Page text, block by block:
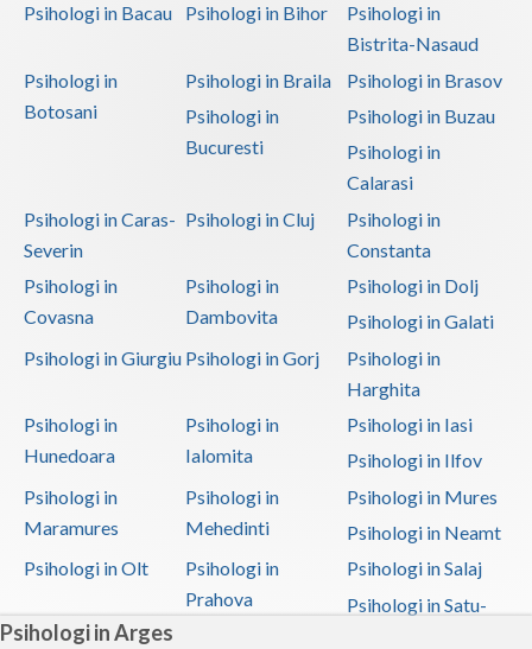
Psihologi in Arges
Psihologi in Bacau
Psihologi in Bihor
Psihologi in
Bistrita-Nasaud
Psihologi in
Botosani
Psihologi in Braila
Psihologi in Brasov
Psihologi in
Bucuresti
Psihologi in Buzau
Psihologi in
Calarasi
Psihologi in Caras-
Severin
Psihologi in Cluj
Psihologi in
Constanta
Psihologi in
Covasna
Psihologi in
Dambovita
Psihologi in Dolj
Psihologi in Galati
Psihologi in Giurgiu Psihologi in Gorj
Psihologi in
Harghita
Psihologi in
Hunedoara
Psihologi in
Ialomita
Psihologi in Iasi
Psihologi in Ilfov
Psihologi in
Maramures
Psihologi in
Mehedinti
Psihologi in Mures
Psihologi in Neamt
Psihologi in Olt
Psihologi in
Prahova
Psihologi in Salaj
Psihologi in Satu-